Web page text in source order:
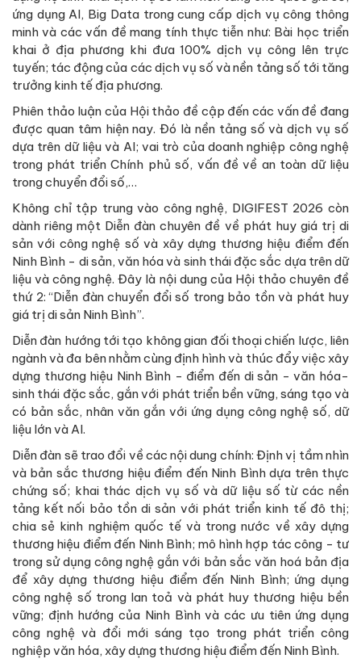
ứng dụng AI, Big Data trong cung cấp dịch vụ công thông
minh và các vấn đề mang tính thực tiễn như: Bài học triển
khai ở địa phương khi đưa 100% dịch vụ công lên trực
tuyến; tác động của các dịch vụ số và nền tảng số tới tăng
trưởng kinh tế địa phương.
Phiên thảo luận của Hội thảo đề cập đến các vấn đề đang
được quan tâm hiện nay. Đó là nền tảng số và dịch vụ số
dựa trên dữ liệu và AI; vai trò của doanh nghiệp công nghệ
trong phát triển Chính phủ số, vấn đề về an toàn dữ liệu
trong chuyển đổi số,…
Không chỉ tập trung vào công nghệ, DIGIFEST 2026 còn
dành riêng một Diễn đàn chuyên đề về phát huy giá trị di
sản với công nghệ số và xây dựng thương hiệu điểm đến
Ninh Bình - di sản, văn hóa và sinh thái đặc sắc dựa trên dữ
liệu và công nghệ. Đây là nội dung của Hội thảo chuyên đề
thứ 2: “Diễn đàn chuyển đổi số trong bảo tồn và phát huy
giá trị di sản Ninh Bình”.
Diễn đàn hướng tới tạo không gian đối thoại chiến lược, liên
ngành và đa bên nhằm cùng định hình và thúc đẩy việc xây
dựng thương hiệu Ninh Bình - điểm đến di sản - văn hóa-
sinh thái đặc sắc, gắn với phát triển bền vững, sáng tạo và
có bản sắc, nhân văn gắn với ứng dụng công nghệ số, dữ
liệu lớn và AI.
Diễn đàn sẽ trao đổi về các nội dung chính: Định vị tầm nhìn
và bản sắc thương hiệu điểm đến Ninh Bình dựa trên thực
chứng số; khai thác dịch vụ số và dữ liệu số từ các nền
tảng kết nối bảo tồn di sản với phát triển kinh tế đô thị;
chia sẻ kinh nghiệm quốc tế và trong nước về xây dựng
thương hiệu điểm đến Ninh Bình; mô hình hợp tác công - tư
trong sử dụng công nghệ gắn với bản sắc văn hoá bản địa
để xây dựng thương hiệu điểm đến Ninh Bình; ứng dụng
công nghệ số trong lan toả và phát huy thương hiệu bền
vững; định hướng của Ninh Bình và các ưu tiên ứng dụng
công nghệ và đổi mới sáng tạo trong phát triển công
nghiệp văn hóa, xây dựng thương hiệu điểm đến Ninh Bình.